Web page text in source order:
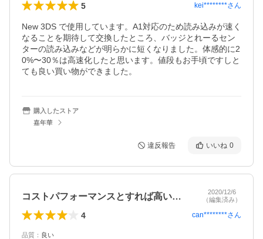
5 kei********さん
New 3DS で使用しています。A1対応のため読み込みが速く
なることを期待して交換したところ、バッジとれーるセン
ターの読み込みなどが明らかに短くなりました。体感的に2
0%〜30％は高速化したと思います。値段もお手頃ですしと
ても良い買い物ができました。
購入したストア
嘉年華
違反報告 いいね 0
コストパフォーマンスとすれば高いです。…
2020/12/6
（編集済み）
4 can********さん
品質 ： 良い